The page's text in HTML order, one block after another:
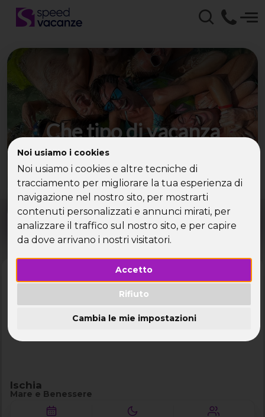
Noi usiamo i cookies
Noi usiamo i cookies e altre tecniche di
tracciamento per migliorare la tua esperienza di
navigazione nel nostro sito, per mostrarti
contenuti personalizzati e annunci mirati, per
analizzare il traffico sul nostro sito, e per capire
da dove arrivano i nostri visitatori.
Accetto
Rifiuto
Cambia le mie impostazioni
Che tipo di vacanza
cerchi?
Scegli la tua destinazione tra le diverse proposte
di Speed Vacanze®
Dove? Quando?
Tutto l'anno
MEZZA PENSIONE
Ischia
Mare e Benessere